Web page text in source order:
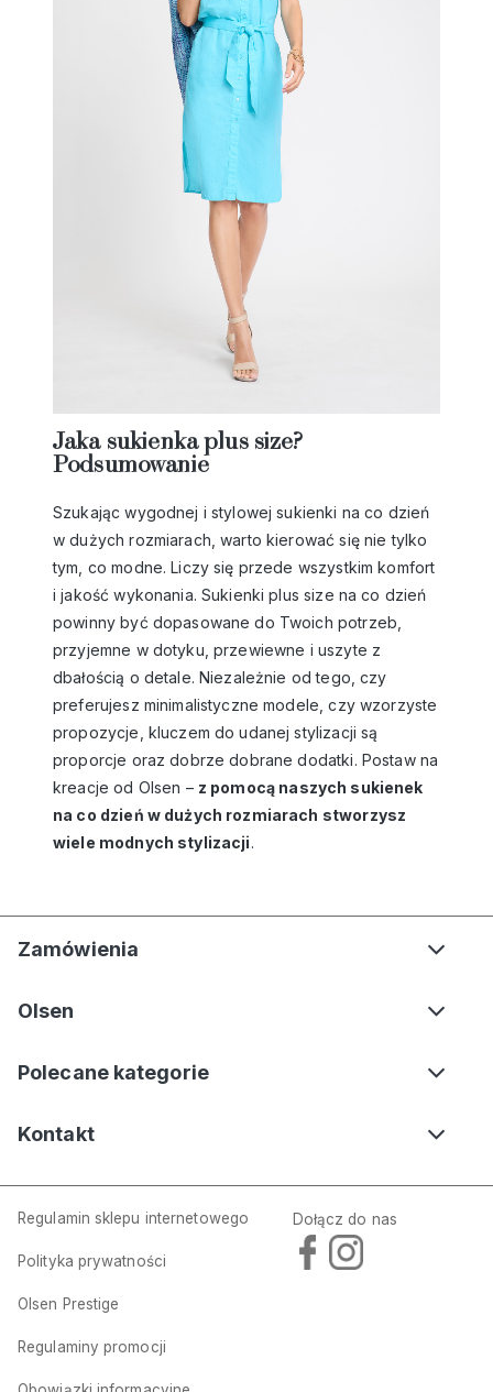
Jaka sukienka plus size?
Podsumowanie
Szukając wygodnej i stylowej sukienki na co dzień
w dużych rozmiarach, warto kierować się nie tylko
tym, co modne. Liczy się przede wszystkim komfort
i jakość wykonania. Sukienki plus size na co dzień
powinny być dopasowane do Twoich potrzeb,
przyjemne w dotyku, przewiewne i uszyte z
dbałością o detale. Niezależnie od tego, czy
preferujesz minimalistyczne modele, czy wzorzyste
propozycje, kluczem do udanej stylizacji są
proporcje oraz dobrze dobrane dodatki. Postaw na
kreacje od Olsen – z pomocą naszych sukienek
na co dzień w dużych rozmiarach stworzysz
wiele modnych stylizacji.
Zamówienia
Olsen
Polecane kategorie
Kontakt
Regulamin sklepu internetowego
Polityka prywatności
Olsen Prestige
Regulaminy promocji
Dołącz do nas